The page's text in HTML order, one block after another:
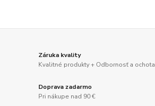
Záruka kvality
Kvalitné produkty + Odbornosť a ochota
Doprava zadarmo
Pri nákupe nad 90 €